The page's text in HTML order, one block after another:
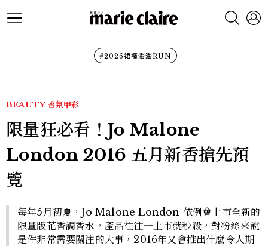
#2026裙襬澎澎RUN
BEAUTY 香氛甲彩
限量狂必看！Jo Malone
London 2016 五月新香搶先預
覽
每年5月初夏，Jo Malone London 依例會上市全新的
限量版花香調香水，產品往往一上市就秒殺，對粉絲來說
是件非常需要關注的大事，2016年又會推出什麼令人期